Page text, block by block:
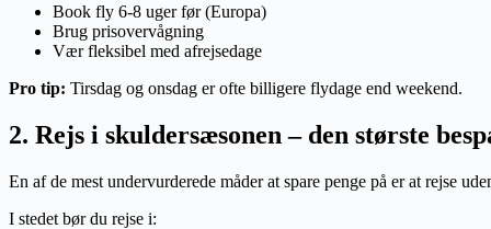
Book fly 6-8 uger før (Europa)
Brug prisovervågning
Vær fleksibel med afrejsedage
Pro tip: Tirsdag og onsdag er ofte billigere flydage end weekend.
2. Rejs i skuldersæsonen – den største
En af de mest undervurderede måder at spare penge på er at rejse
I stedet bør du rejse i: